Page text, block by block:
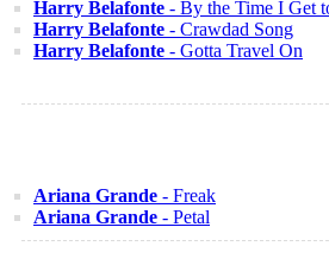
Harry Belafonte - By the Time I Get
Harry Belafonte - Crawdad Song
Harry Belafonte - Gotta Travel On
Ariana Grande - Freak
Ariana Grande - Petal